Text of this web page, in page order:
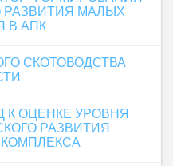
РАЗВИТИЯ МАЛЫХ
В АПК
СКОТОВОДСТВА
К ОЦЕНКЕ УРОВНЯ
РАЗВИТИЯ